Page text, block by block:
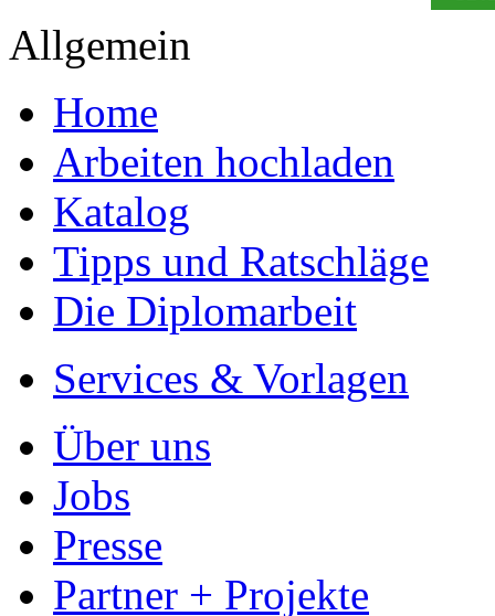
Autor werden
Ihre Optionen
Vertriebskanäle
Premium Services
Autorenprofil
Textarten und Formate
Services für Verlage,
Premium Services
Premium-Cover
EPUB-Konvertierung